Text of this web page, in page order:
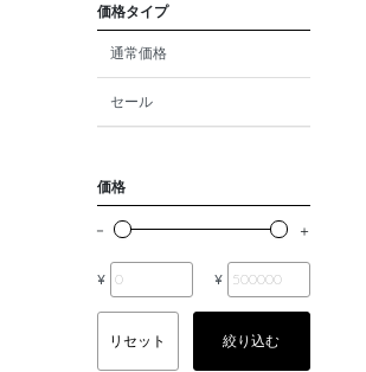
エメラルド
パール
ムーンストーン
トルマリン
オパール
価格タイプ
通常価格
セール
価格
¥ ¥
リセット 絞り込む